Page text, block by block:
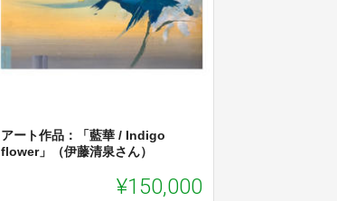
アート作品：「藍華 / Indigo
flower」（伊藤清泉さん）
¥150,000